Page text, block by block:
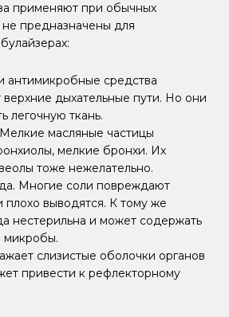
применяют при обычных
предназначены для
антимикробные средства
дыхательные пути. Но они
легочную ткань.
масляные частицы
мелкие бронхи. Их
тоже нежелательно.
Многие соли повреждают
плохо выводятся. К тому же
нестерильна и может содержать
микробы.
слизистые оболочки органов
привести к рефлекторному